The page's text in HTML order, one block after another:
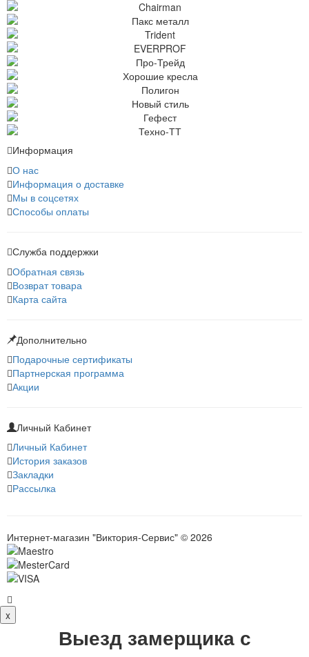
Информация
О нас
Информация о доставке
Мы в соцсетях
Способы оплаты
Служба поддержки
Обратная связь
Возврат товара
Карта сайта
Дополнительно
Подарочные сертификаты
Партнерская программа
Акции
Личный Кабинет
Личный Кабинет
История заказов
Закладки
Рассылка
Интернет-магазин "Виктория-Сервис" © 2026
x
Выезд замерщика с